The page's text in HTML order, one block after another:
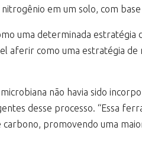
em um solo, com
uma determinada
aferir como uma estratégia
não havia sido
desse processo. “Essa
promovendo uma